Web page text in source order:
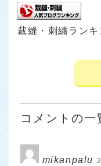
裁縫・刺繍ランキ
コメントの一
mikanpalu